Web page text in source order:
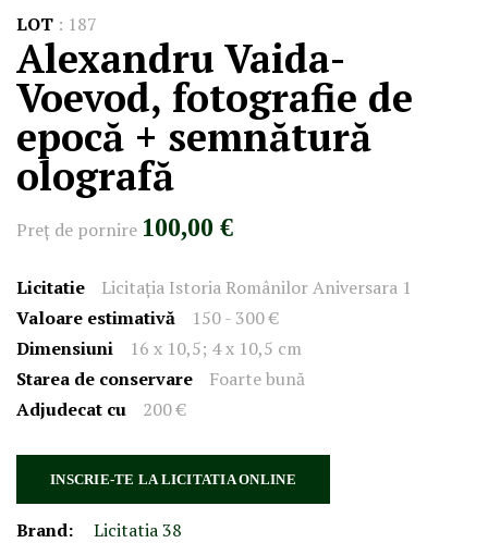
LOT : 187
Alexandru Vaida-
Voevod, fotografie de
epocă + semnătură
olografă
Preţ de pornire 100,00 €
Licitatie
Licitația Istoria Românilor Aniversara 1
Valoare estimativă
150 - 300 €
Dimensiuni
16 x 10,5; 4 x 10,5 cm
Starea de conservare
Foarte bună
Adjudecat cu
200 €
INSCRIE-TE LA LICITATIA ONLINE
Brand: Licitatia 38